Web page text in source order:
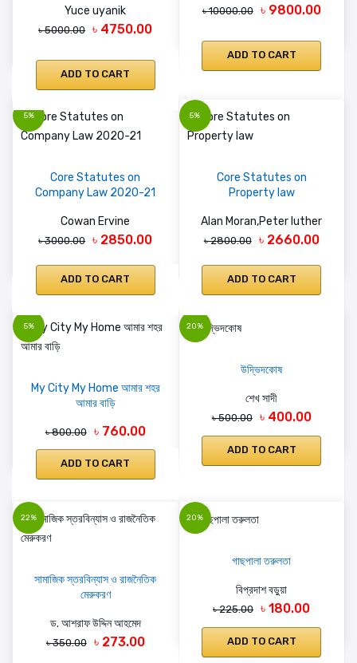
Yuce uyanik
৳ 5000.00 ৳ 4750.00
ADD TO CART
৳ 10000.00 ৳ 9800.00
ADD TO CART
5%
Core Statutes on
Company Law 2020-21
Cowan Ervine
৳ 3000.00 ৳ 2850.00
ADD TO CART
5%
Core Statutes on
Property law
Alan Moran,Peter luther
৳ 2800.00 ৳ 2660.00
ADD TO CART
5%
My City My Home আমার শহর
আমার বাড়ি
৳ 800.00 ৳ 760.00
ADD TO CART
20%
উদ্ভিদকোষ
শেখ সাদী
৳ 500.00 ৳ 400.00
ADD TO CART
22%
সামাজিক স্তরবিন্যাস ও রাজনৈতিক
মেরুকরণ
ড. আশরাফ উদ্দিন আহমেদ
৳ 350.00 ৳ 273.00
20%
গাছপালা তরুলতা
বিপ্রদাশ বড়ুয়া
৳ 225.00 ৳ 180.00
ADD TO CART